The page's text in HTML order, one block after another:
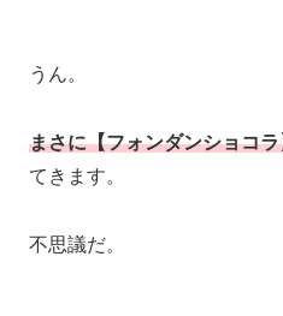
うん。
まさに【フォンダンショコ
てきます。
不思議だ。